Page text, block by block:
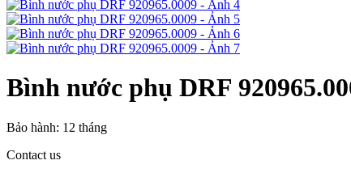
Bình nước phụ DRF
Bảo hành: 12 tháng
Contact us